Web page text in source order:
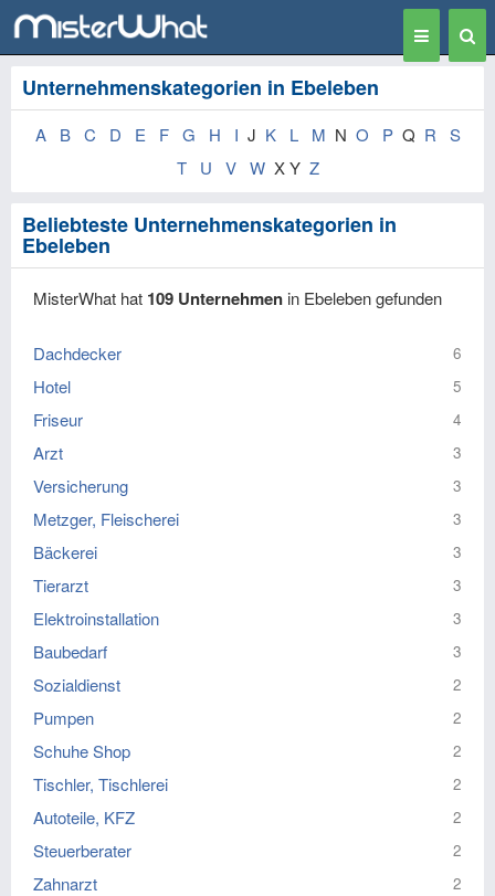
Toggle
navigation
Unternehmenskategorien in Ebeleben
A B C D E F G H I J K L M N O P Q R
S
T
U V W X Y Z
Beliebteste Unternehmenskategorien in
Ebeleben
MisterWhat hat 109 Unternehmen in Ebeleben gefunden
Dachdecker 6
Hotel 5
Friseur 4
Arzt 3
Versicherung 3
Metzger, Fleischerei 3
Bäckerei 3
Tierarzt 3
Elektroinstallation 3
Baubedarf 3
Sozialdienst 2
Pumpen 2
Schuhe Shop 2
Tischler, Tischlerei 2
Autoteile, KFZ 2
Steuerberater 2
Zahnarzt 2